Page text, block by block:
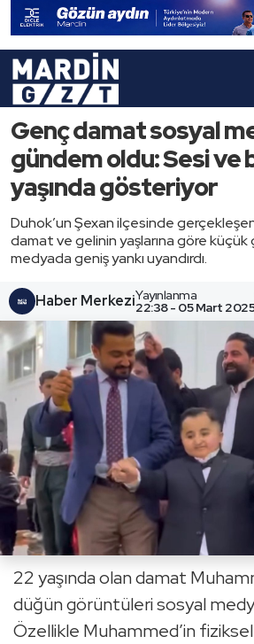
Genç damat sosyal
gündem oldu: Sesi ve
yaşında gösteriyor
Duhok’un Şexan ilçesinde
damat ve gelinin yaşlarına göre
medyada geniş yankı uyandırdı.
Haber MerkeziYayınlanma
22:38 - 05 Mart 2025
22 yaşında olan damat
düğün görüntüleri sosyal
Özellikle Muhammed’in